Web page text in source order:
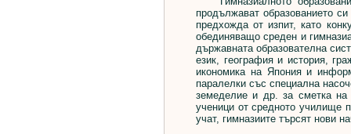
продължават образованието
предхожда от изпит, като
обединяващо среден и
държавната образователна
език, география и история,
икономика на Япония и
паралелки със специална
земеделие и др. за сметка на
ученици от средното училище
учат, гимназиите търсят нови